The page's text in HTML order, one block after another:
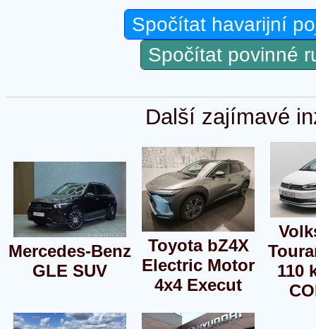
Spočítat havarijní
Spočítat povinné
Další zajímavé
Mercedes-Benz
GLE SUV
Toyota bZ4X
Electric Motor
4x4 Execut
110